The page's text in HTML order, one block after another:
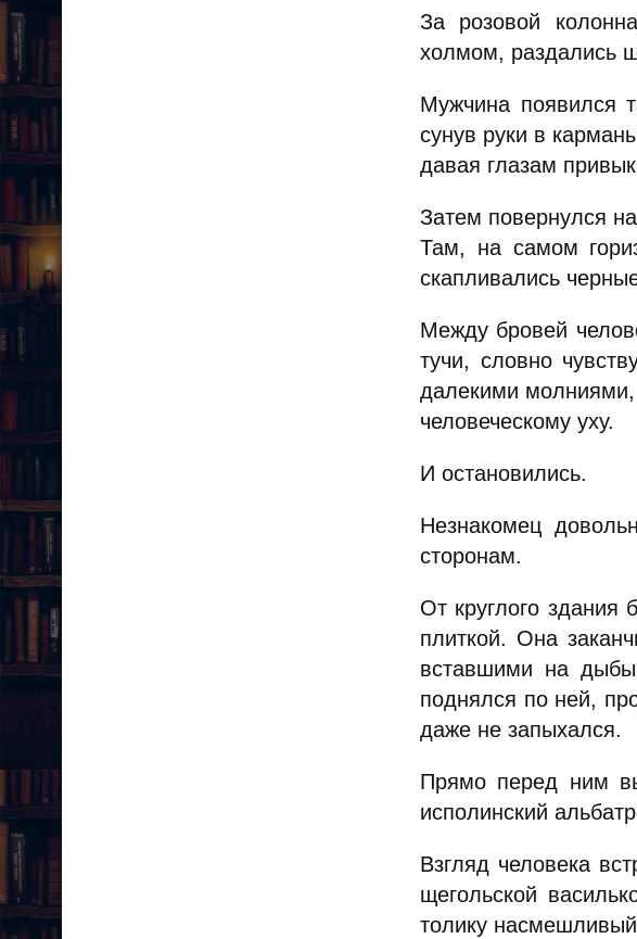
За розовой
холмом, раздались
Мужчина появился
сунув руки в
давая глазам
Затем повернулся
Там, на самом
скапливались
Между бровей
тучи, словно
далекими молниями,
человеческому уху.
И остановились.
Незнакомец
сторонам.
От круглого здания
плиткой. Она
вставшими на
поднялся по ней,
даже не запыхался.
Прямо перед ним
исполинский
Взгляд человека
щегольской
толику